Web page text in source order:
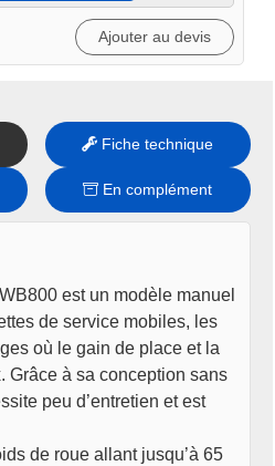
Ajouter au devis
Fiche technique
En complément
est un modèle manuel
de service mobiles, les
où le gain de place et la
Grâce à sa conception sans
peu d’entretien et est
de roue allant jusqu’à 65